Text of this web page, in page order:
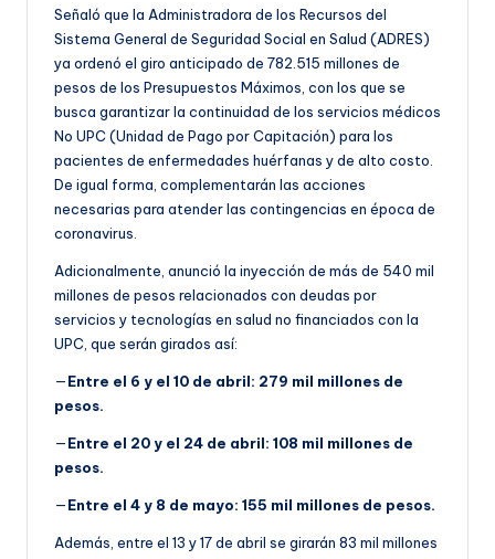
Señaló que la Administradora de los Recursos del
Sistema General de Seguridad Social en Salud (ADRES)
ya ordenó el giro anticipado de 782.515 millones de
pesos de los Presupuestos Máximos, con los que se
busca garantizar la continuidad de los servicios médicos
No UPC (Unidad de Pago por Capitación) para los
pacientes de enfermedades huérfanas y de alto costo.
De igual forma, complementarán las acciones
necesarias para atender las contingencias en época de
coronavirus.
Adicionalmente, anunció la inyección de más de 540 mil
millones de pesos relacionados con deudas por
servicios y tecnologías en salud no financiados con la
UPC, que serán girados así:
—Entre el 6 y el 10 de abril: 279 mil millones de
pesos.
—Entre el 20 y el 24 de abril: 108 mil millones de
pesos.
—Entre el 4 y 8 de mayo: 155 mil millones de pesos.
Además, entre el 13 y 17 de abril se girarán 83 mil millones